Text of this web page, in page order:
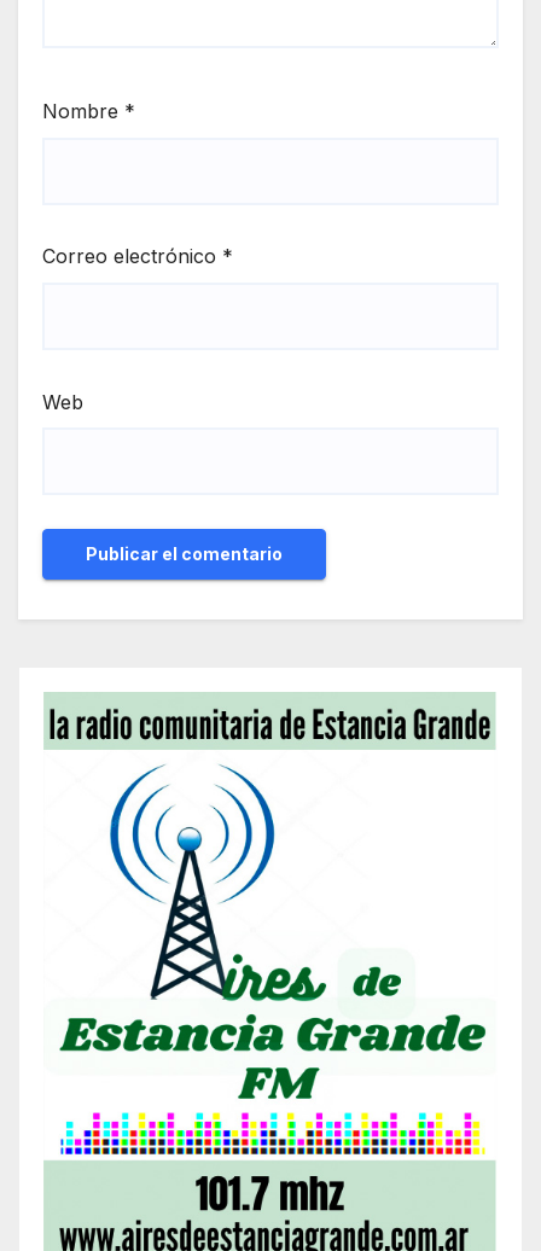
Nombre *
Correo electrónico *
Web